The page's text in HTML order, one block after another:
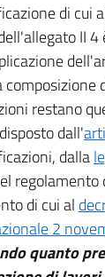
di cui
II
restano
dall'
dalla
di cui al
2
quanto